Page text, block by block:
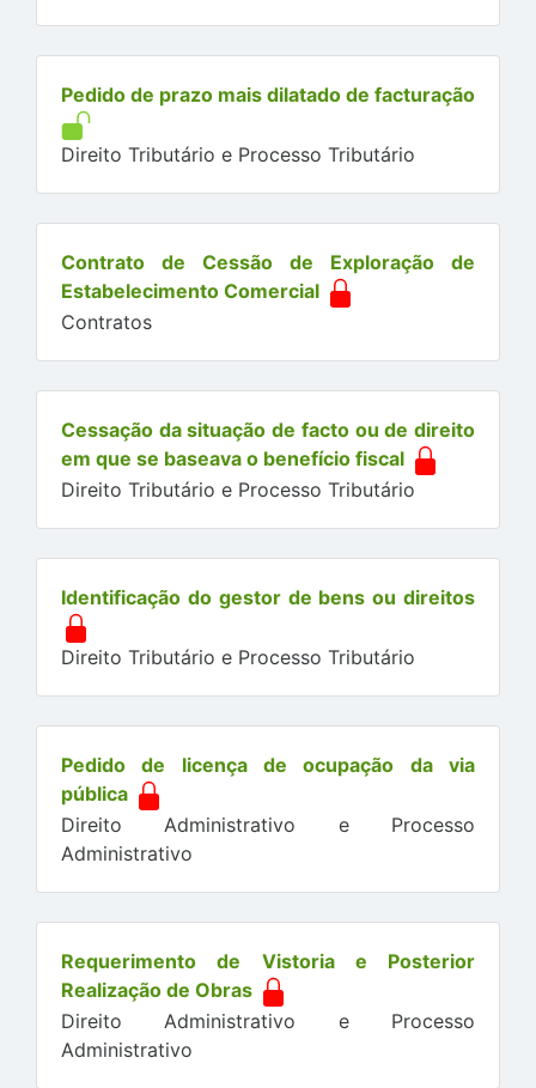
Pedido de prazo mais dilatado de facturação
Direito Tributário e Processo Tributário
Contrato de Cessão de Exploração de
Estabelecimento Comercial
Contratos
Cessação da situação de facto ou de direito
em que se baseava o benefício fiscal
Direito Tributário e Processo Tributário
Identificação do gestor de bens ou direitos
Direito Tributário e Processo Tributário
Pedido de licença de ocupação da via
pública
Direito Administrativo e Processo
Administrativo
Requerimento de Vistoria e Posterior
Realização de Obras
Direito Administrativo e Processo
Administrativo